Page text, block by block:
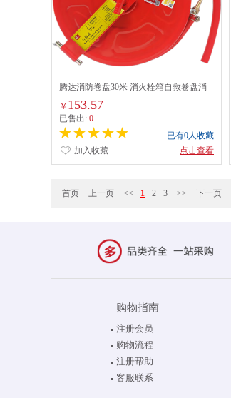
腾达消防卷盘30米 消火栓箱自救卷盘消
防软管卷盘
￥ 153.57
已售出: 0
已有0人收藏
点击查看
加入收藏
首页 上一页 << 1 2 3 >> 下一页
购物指南
注册会员
购物流程
注册帮助
客服联系